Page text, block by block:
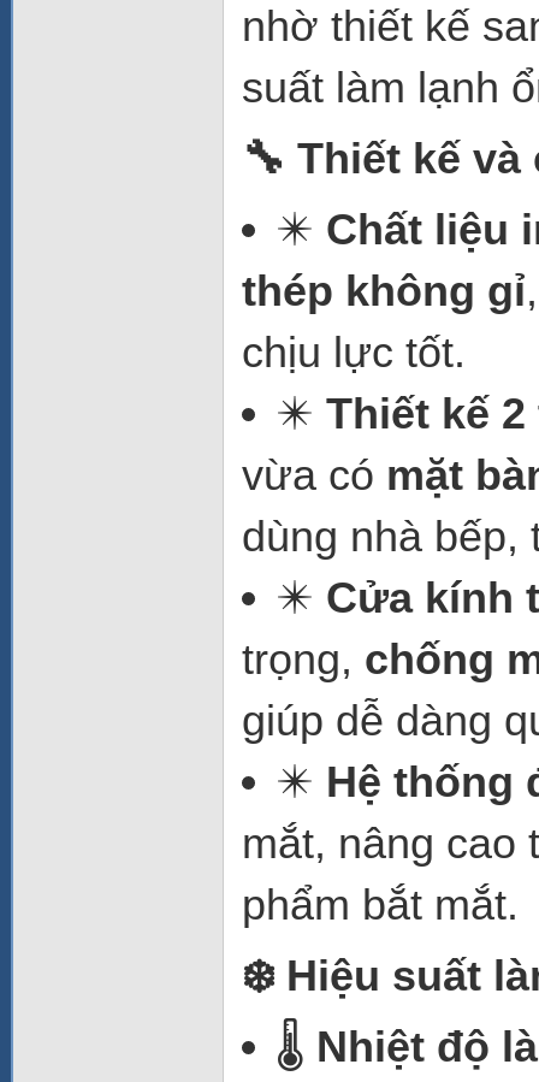
nhờ thiết kế
suất làm lạnh
🔧 Thiết kế
✴️ Chất liệu
thép không gỉ
chịu lực tốt.
✴️ Thiết kế
vừa có mặt
dùng nhà bếp,
✴️ Cửa kính
trọng, chống
giúp dễ dàng
✴️ Hệ thống
mắt, nâng cao
phẩm bắt mắt.
❄️ Hiệu suất
🌡️ Nhiệt độ